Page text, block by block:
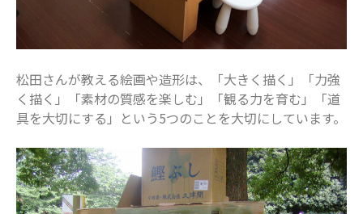
2020年2月
2020年1月
2019年11月
2019年10月
2019年9月
2019年8月
2019年7月
2019年6月
松田さんが教える絵画や造形は、「大きく描く」「力強
く描く」「素材の質感を楽しむ」「観る力を育む」「道
具を大切にする」という5つのことを大切にしています。